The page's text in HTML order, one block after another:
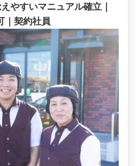
やすいマニュアル確立｜
｜契約社員